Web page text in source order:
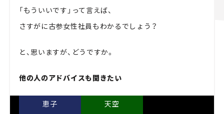
「もういいです」って言えば、
さすがに古参女性社員もわかるでしょう？
と、思いますが、どうですか。
他の人のアドバイスも聞きたい
恵子 天空